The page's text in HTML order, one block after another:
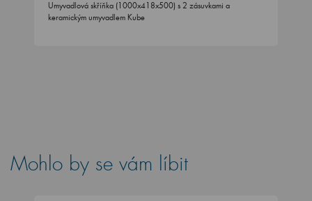
Umyvadlová skříňka (1000x418x500) s 2 zásuvkami a
keramickým umyvadlem Kube
Mohlo by se vám líbit